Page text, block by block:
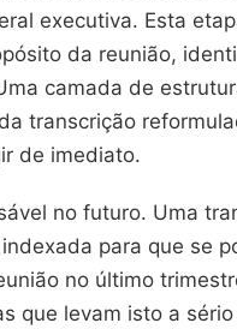
executiva. Esta
da reunião,
camada de
transcrição
de imediato.
no futuro. Uma
para que se
no último
que levam isto a